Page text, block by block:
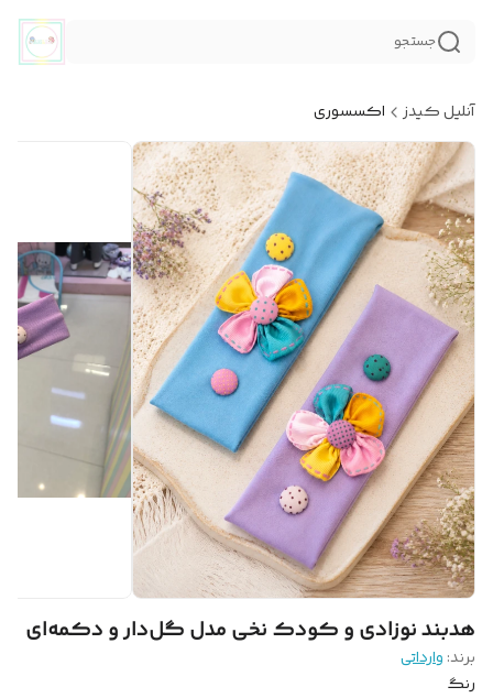
جستجو
آنلیل کیدز اکسسوری
هدبند نوزادی و کودک نخی مدل گل‌دار و دکمه‌ای
برند: وارداتی
رنگ